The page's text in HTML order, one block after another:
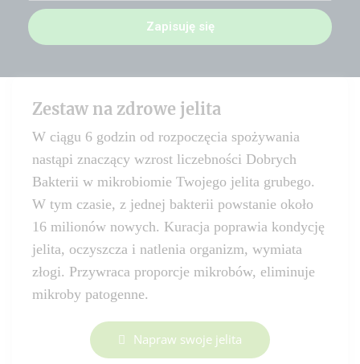
Zapisuję się
Zestaw na zdrowe jelita
W ciągu 6 godzin od rozpoczęcia spożywania
nastąpi znaczący wzrost liczebności Dobrych
Bakterii w mikrobiomie Twojego jelita grubego.
W tym czasie, z jednej bakterii powstanie około
16 milionów nowych. Kuracja poprawia kondycję
jelita, oczyszcza i natlenia organizm, wymiata
złogi. Przywraca proporcje mikrobów, eliminuje
mikroby patogenne.
Napraw swoje jelita